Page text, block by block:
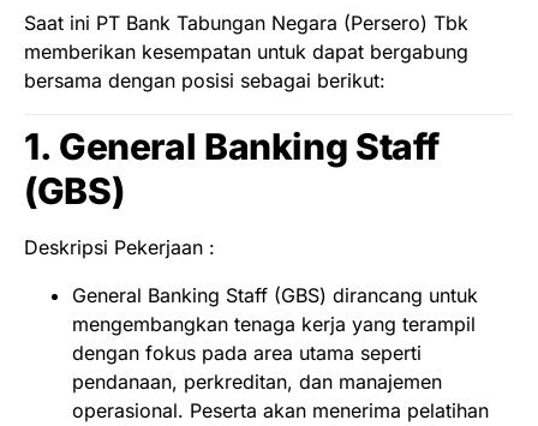
Saat ini PT Bank Tabungan Negara (Persero) Tbk
memberikan kesempatan untuk dapat bergabung
bersama dengan posisi sebagai berikut:
1. General Banking Staff
(GBS)
Deskripsi Pekerjaan :
General Banking Staff (GBS) dirancang untuk
mengembangkan tenaga kerja yang terampil
dengan fokus pada area utama seperti
pendanaan, perkreditan, dan manajemen
operasional. Peserta akan menerima pelatihan